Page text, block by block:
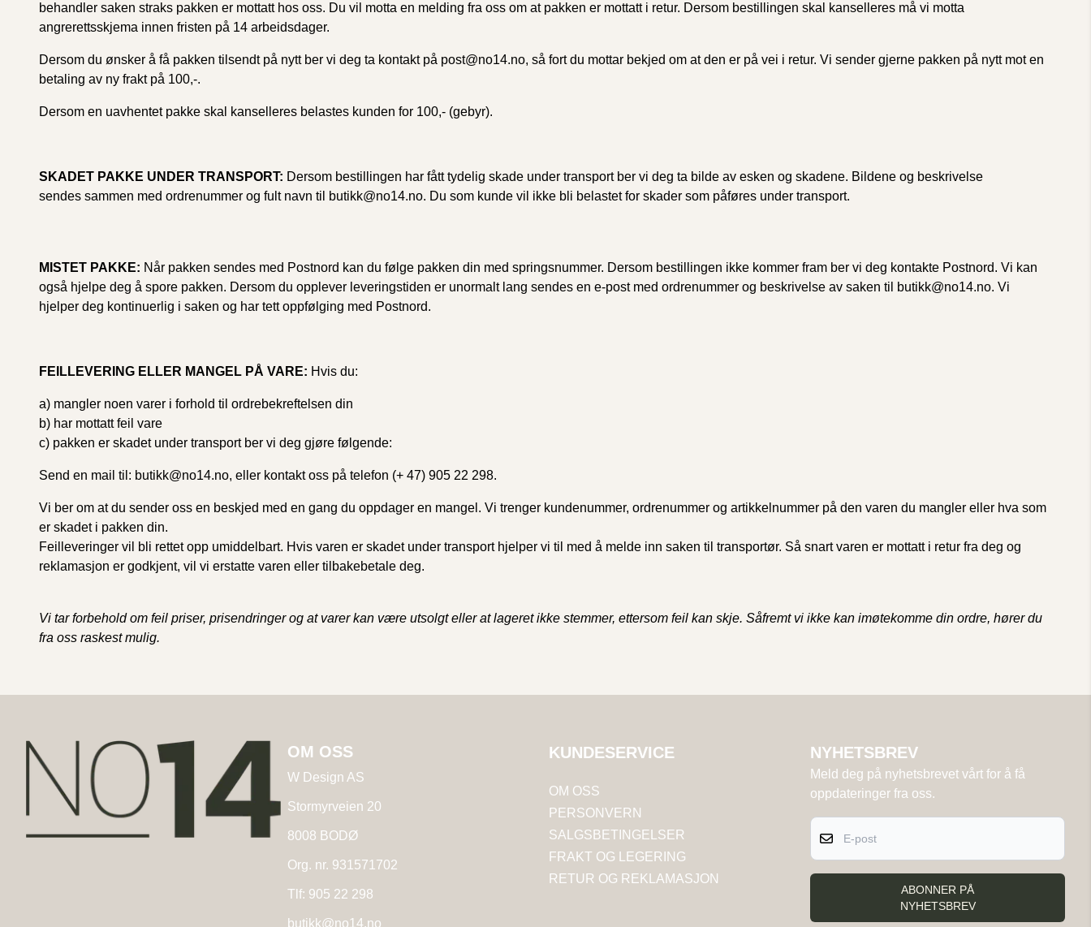
behandler saken straks pakken er mottatt hos oss. Du vil motta en melding fra oss om at pakken er mottatt i retur. Dersom bestillingen skal kanselleres må vi motta
angrerettsskjema innen fristen på 14 arbeidsdager.
Dersom du ønsker å få pakken tilsendt på nytt ber vi deg ta kontakt på post@no14.no, så fort du mottar bekjed om at den er på vei i retur. Vi sender gjerne pakken på nytt mot en
betaling av ny frakt på 100,-.
Dersom en uavhentet pakke skal kanselleres belastes kunden for 100,- (gebyr).
SKADET PAKKE UNDER TRANSPORT: Dersom bestillingen har fått tydelig skade under transport ber vi deg ta bilde av esken og skadene. Bildene og beskrivelse
sendes sammen med ordrenummer og fult navn til butikk@no14.no. Du som kunde vil ikke bli belastet for skader som påføres under transport.
MISTET PAKKE: Når pakken sendes med Postnord kan du følge pakken din med springsnummer. Dersom bestillingen ikke kommer fram ber vi deg kontakte Postnord. Vi kan
også hjelpe deg å spore pakken. Dersom du opplever leveringstiden er unormalt lang sendes en e-post med ordrenummer og beskrivelse av saken til butikk@no14.no. Vi
hjelper deg kontinuerlig i saken og har tett oppfølging med Postnord.
FEILLEVERING ELLER MANGEL PÅ VARE: Hvis du:
a) mangler noen varer i forhold til ordrebekreftelsen din
b) har mottatt feil vare
c) pakken er skadet under transport ber vi deg gjøre følgende:
Send en mail til: butikk@no14.no, eller kontakt oss på telefon (+ 47) 905 22 298.
Vi ber om at du sender oss en beskjed med en gang du oppdager en mangel. Vi trenger kundenummer, ordrenummer og artikkelnummer på den varen du mangler eller hva som
er skadet i pakken din.
Feilleveringer vil bli rettet opp umiddelbart. Hvis varen er skadet under transport hjelper vi til med å melde inn saken til transportør. Så snart varen er mottatt i retur fra deg og
reklamasjon er godkjent, vil vi erstatte varen eller tilbakebetale deg.
Vi tar forbehold om feil priser, prisendringer og at varer kan være utsolgt eller at lageret ikke stemmer, ettersom feil kan skje. Såfremt vi ikke kan imøtekomme din ordre, hører du
fra oss raskest mulig.
OM OSS
W Design AS
Stormyrveien 20
8008 BODØ
Org. nr. 931571702
Tlf: 905 22 298
butikk@no14.no
KUNDESERVICE
OM OSS
PERSONVERN
SALGSBETINGELSER
FRAKT OG LEGERING
RETUR OG REKLAMASJON
NYHETSBREV
Meld deg på nyhetsbrevet vårt for å få
oppdateringer fra oss.
E-post
ABONNER PÅ
NYHETSBREV